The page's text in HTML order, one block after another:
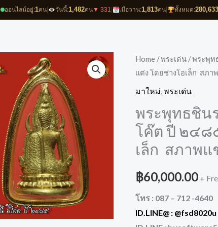
ออนไลน์อยู่:1คน วันนี้:1,482คน▼ 331 เมื่อวาน:1,813คน ทั้งหมด:280,633
Home /พระเด่น / พระพุ
แต่ง โดยช่างโอเล็ก สภา
มาใหม่ ,พระเด่น
พระพุทธชิน
โค๊ต ปี ๒๔๘
เล็ก สภาพแ
฿60,000.00 +
โทร : 087 – 712 -4640
ID.LINE@ : @fsd8020u